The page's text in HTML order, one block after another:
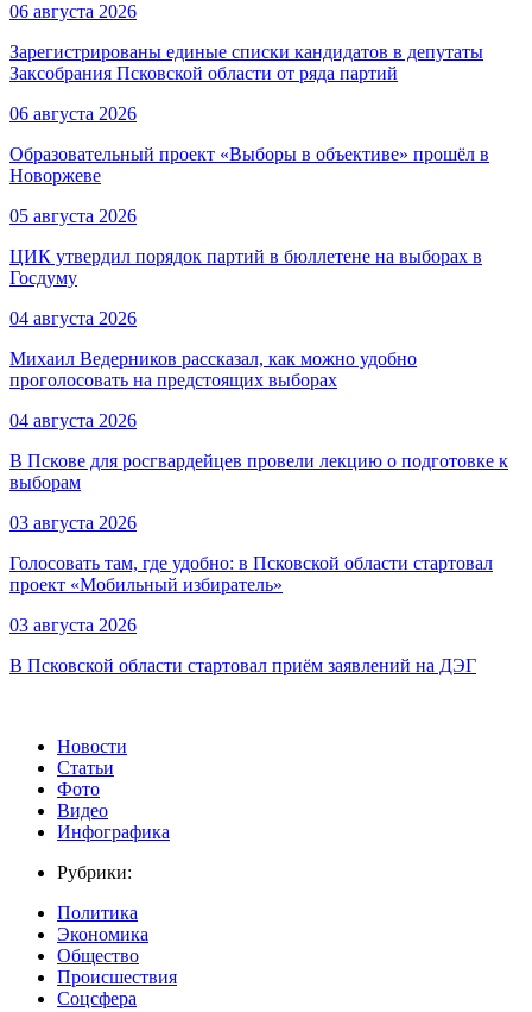
06 августа 2026
Зарегистрированы единые списки кандидатов в депутаты
Заксобрания Псковской области от ряда партий
06 августа 2026
Образовательный проект «Выборы в объективе» прошёл в
Новоржеве
05 августа 2026
ЦИК утвердил порядок партий в бюллетене на выборах в
Госдуму
04 августа 2026
Михаил Ведерников рассказал, как можно удобно
проголосовать на предстоящих выборах
04 августа 2026
В Пскове для росгвардейцев провели лекцию о подготовке к
выборам
03 августа 2026
Голосовать там, где удобно: в Псковской области стартовал
проект «Мобильный избиратель»
03 августа 2026
В Псковской области стартовал приём заявлений на ДЭГ
Новости
Статьи
Фото
Видео
Инфографика
Рубрики:
Политика
Экономика
Общество
Происшествия
Соцсфера